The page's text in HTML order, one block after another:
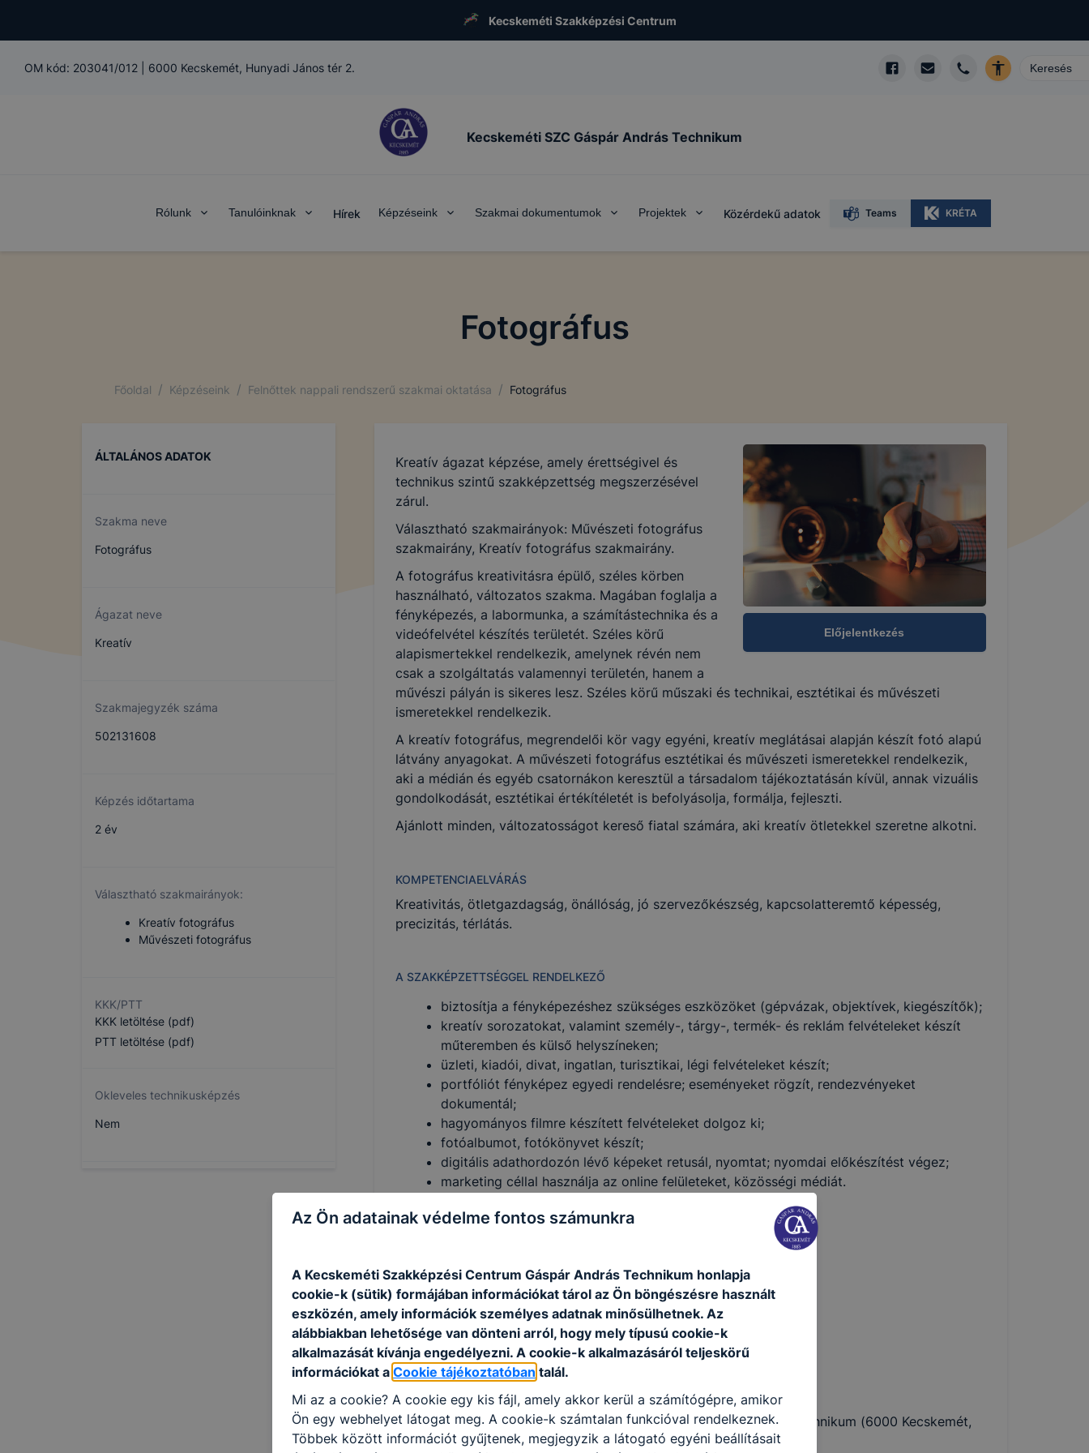
Kecskeméti Szakképzési Centrum
OM kód: 203041/012 6000 Kecskemét, Hunyadi János tér 2.
Kecskeméti SZC Gáspár András Technikum
Rólunk Tanulóinknak Hírek Képzéseink Szakmai dokumentumok Projektek Közérdekű adatok Teams KRÉTA
Fotográfus
Főoldal / Képzéseink / Felnőttek nappali rendszerű szakmai oktatása / Fotográfus
ÁLTALÁNOS ADATOK
Szakma neve
Fotográfus
Ágazat neve
Kreatív
Szakmajegyzék száma
502131608
Képzés időtartama
2 év
Választható szakmairányok:
Kreatív fotográfus
Művészeti fotográfus
KKK/PTT
KKK letöltése (pdf)
PTT letöltése (pdf)
Okleveles technikusképzés
Nem
Előjelentkezés
Kreatív ágazat képzése, amely érettségivel és
technikus szintű szakképzettség megszerzésével
zárul.
Választható szakmairányok: Művészeti fotográfus
szakmairány, Kreatív fotográfus szakmairány.
A fotográfus kreativitásra épülő, széles körben
használható, változatos szakma. Magában foglalja a
fényképezés, a labormunka, a számítástechnika és a
videófelvétel készítés területét. Széles körű
alapismertekkel rendelkezik, amelynek révén nem
csak a szolgáltatás valamennyi területén, hanem a
művészi pályán is sikeres lesz. Széles körű műszaki és technikai, esztétikai és művészeti
ismeretekkel rendelkezik.
A kreatív fotográfus, megrendelői kör vagy egyéni, kreatív meglátásai alapján készít fotó alapú
látvány anyagokat. A művészeti fotográfus esztétikai és művészeti ismeretekkel rendelkezik,
aki a médián és egyéb csatornákon keresztül a társadalom tájékoztatásán kívül, annak vizuális
gondolkodását, esztétikai értékítéletét is befolyásolja, formálja, fejleszti.
Ajánlott minden, változatosságot kereső fiatal számára, aki kreatív ötletekkel szeretne alkotni.
KOMPETENCIAELVÁRÁS
Kreativitás, ötletgazdagság, önállóság, jó szervezőkészség, kapcsolatteremtő képesség,
precizitás, térlátás.
A SZAKKÉPZETTSÉGGEL RENDELKEZŐ
biztosítja a fényképezéshez szükséges eszközöket (gépvázak, objektívek, kiegészítők);
kreatív sorozatokat, valamint személy-, tárgy-, termék- és reklám felvételeket készít
műteremben és külső helyszíneken;
üzleti, kiadói, divat, ingatlan, turisztikai, légi felvételeket készít;
portfóliót fényképez egyedi rendelésre; eseményeket rögzít, rendezvényeket
dokumentál;
hagyományos filmre készített felvételeket dolgoz ki;
fotóalbumot, fotókönyvet készít;
digitális adathordozón lévő képeket retusál, nyomtat; nyomdai előkészítést végez;
marketing céllal használja az online felületeket, közösségi médiát.
A képzés alapadatai
Képzés pontos megnevezése:Fotográfus
Szakmajegyzék száma:
Képzés időtartama: 2 év (4 félév)
Képzés óraszáma:
Képzés munkarendje:nappali tagozat
Képzés végét igazoló dokumentum:bizonyítvány
Elméleti oktatás helyszíne:Kecskeméti SZC Gáspár András Technikum (6000 Kecskemét,
Hunyadi János tér 2.)
Az Ön adatainak védelme fontos számunkra
A Kecskeméti Szakképzési Centrum Gáspár András Technikum honlapja
cookie-k (sütik) formájában információkat tárol az Ön böngészésre használt
eszközén, amely információk személyes adatnak minősülhetnek. Az
alábbiakban lehetősége van dönteni arról, hogy mely típusú cookie-k
alkalmazását kívánja engedélyezni. A cookie-k alkalmazásáról teljeskörű
információkat a Cookie tájékoztatóban talál.
Mi az a cookie? A cookie egy kis fájl, amely akkor kerül a számítógépre, amikor
Ön egy webhelyet látogat meg. A cookie-k számtalan funkcióval rendelkeznek.
Többek között információt gyűjtenek, megjegyzik a látogató egyéni beállításait